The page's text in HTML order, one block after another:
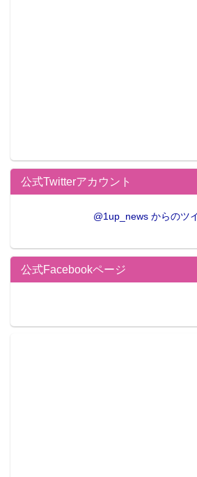
公式Twitterアカウント
@1up_news からのツ
公式Facebookページ